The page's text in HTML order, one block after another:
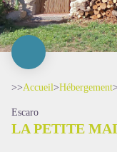
>>Accueil>Hébergement>
Escaro
LA PETITE